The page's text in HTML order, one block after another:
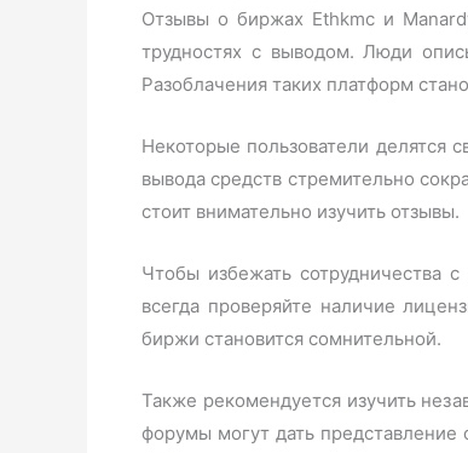
Отзывы о биржах Ethkmc и
трудностях с выводом. Люди
Разоблачения таких платформ
Некоторые пользователи делятся
вывода средств стремительно
стоит внимательно изучить отзывы.
Чтобы избежать сотрудничества
всегда проверяйте наличие
биржи становится сомнительной.
Также рекомендуется изучить
форумы могут дать